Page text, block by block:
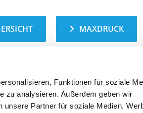
Funktionen für soziale
zu analysieren. Außerdem geben wir
unsere Partner für soziale Medien,
MAXDRUCK
Öffnungszeiten